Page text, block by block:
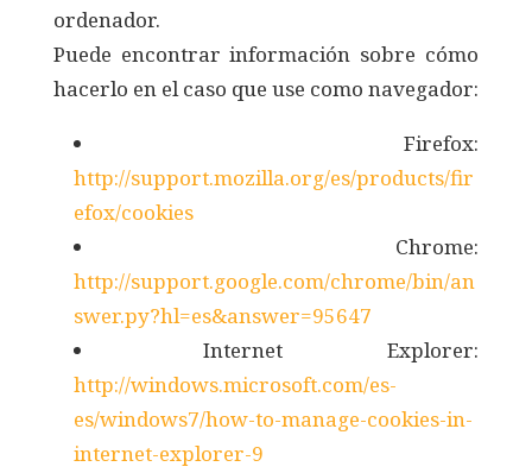
ordenador.
Puede encontrar información sobre cómo
hacerlo en el caso que use como navegador:
Firefox:
http://support.mozilla.org/es/products/fir
efox/cookies
Chrome:
http://support.google.com/chrome/bin/an
swer.py?hl=es&answer=95647
Internet Explorer:
http://windows.microsoft.com/es-
es/windows7/how-to-manage-cookies-in-
internet-explorer-9